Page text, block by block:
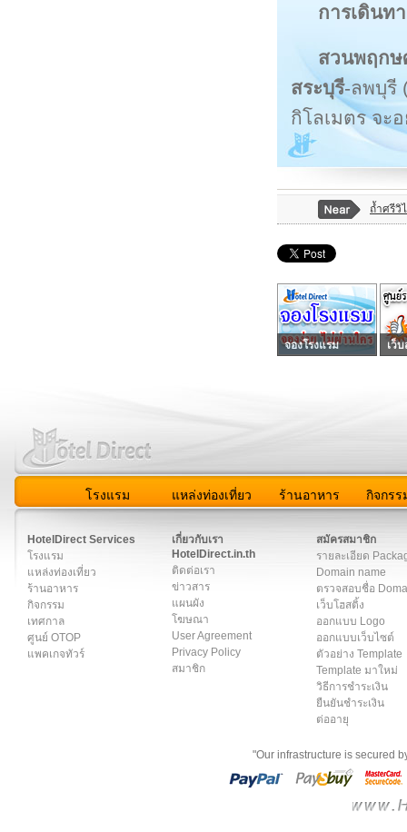
การเดินท
สวนพฤกษ
สระบุรี-ลพบุรี
กิโลเมตร จะ
ถ้ำศรีวิ
จองโรงแรม เว็
โรงแรม แหล่งท่องเที่ยว ร้านอาหาร กิจกรร
HotelDirect Services
โรงแรม
แหล่งท่องเที่ยว
ร้านอาหาร
กิจกรรม
เทศกาล
ศูนย์ OTOP
แพคเกจทัวร์
เกี่ยวกับเรา
HotelDirect.in.th
ติดต่อเรา
ข่าวสาร
แผนผัง
โฆษณา
User Agreement
Privacy Policy
สมาชิก
สมัครสมาชิก
รายละเอียด
Domain name
ตรวจสอบชื่อ
เว็บโฮสติ้ง
ออกแบบ Logo
ออกแบบเว็บไซต์
ตัวอย่าง Template
Template มาใหม่
วิธีการชำระเงิน
ยืนยันชำระเงิน
ต่ออายุ
"Our infrastructure is secured